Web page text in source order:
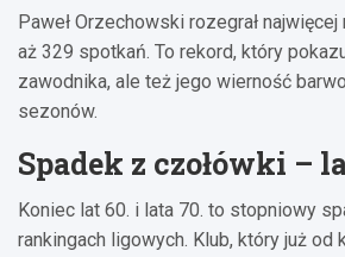
Paweł Orzechowski rozegrał
aż 329 spotkań. To rekord, który
zawodnika, ale też jego wierność
sezonów.
Spadek z czołówki –
Koniec lat 60. i lata 70. to stopniowy
rankingach ligowych. Klub, który już od